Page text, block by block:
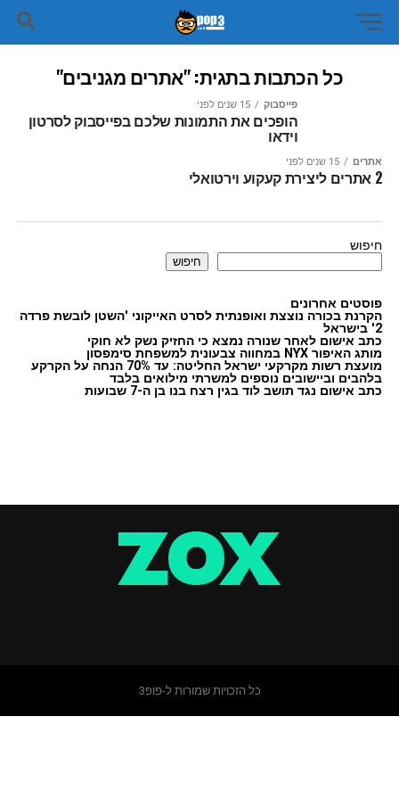
כל הכתבות בתגית: "אתרים מגניבים"
פייסבוק 15 שנים לפני
הופכים את התמונות שלכם בפייסבוק לסרטון
וידאו
אתרים 15 שנים לפני
2 אתרים ליצירת קעקוע וירטואלי
חיפוש
חיפוש
פוסטים אחרונים
הקרנת בכורה נוצצת ואופנתית לסרט האייקוני 'השטן לובשת פרדה
2' בישראל
כתב אישום לאחר שנורה נמצא כי החזיק נשק לא חוקי
מותג האיפור NYX במחווה צבעונית למשפחת סימפסון
מועצת רשות מקרקעי ישראל החליטה: עד 70% הנחה על הקרקע
בלהבים וביישובים נוספים למשרתי מילואים בלבד
כתב אישום נגד תושב לוד בגין רצח בנו בן ה-7 שבועות
כל הזכויות שמורות ל-פופ3